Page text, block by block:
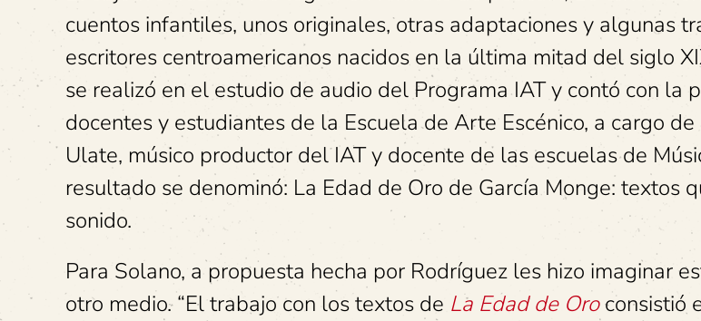
cuentos infantiles, unos originales, otras adaptaciones y algunas
escritores centroamericanos nacidos en la última mitad del siglo
se realizó en el estudio de audio del Programa IAT y contó con la
docentes y estudiantes de la Escuela de Arte Escénico, a cargo
Ulate, músico productor del IAT y docente de las escuelas de
resultado se denominó: La Edad de Oro de García Monge: textos
sonido.
Para Solano, a propuesta hecha por Rodríguez les hizo imaginar
otro medio. “El trabajo con los textos de La Edad de Oroconsistió